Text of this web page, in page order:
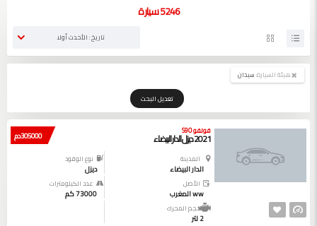
5246سيارة
تاريخ : الأحدث أولا
هيئة السيارة:سيدان
تعديل البحث
305000 دم فولفو S90
2021 ديزل الدار البيضاء
المدينة
الدار البيضاء
نوع الوقود
ديزل
الأصل
ww المغرب
عدد الكيلومترات
73000 كم
حجم المحرك
2 لتر